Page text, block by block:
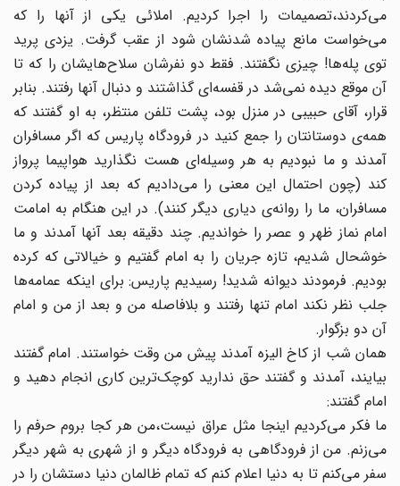
می‌کردند،‌تصمیمات را اجرا کردیم. املائی یکی از آنها را که
می‌خواست مانع پیاده شدنشان شود از عقب گرفت. یزدی پرید
توی پله‌ها! چیزی نگفتند. فقط دو نفرشان سلاح‌هایشان را که تا
آن موقع دیده نمی‌شد در قفسه‌ای گذاشتند و دنبال آنها رفتند. بنابر
قرار، آقای حبیبی در منزل بود،‌ پشت تلفن منتظر، به او گفتند که
همه‌ی دوستانتان را جمع کنید در فرودگاه پاریس که اگر مسافران
آمدند و ما نبودیم به هر وسیله‌ای هست نگذارید هواپیما پرواز
کند (چون احتمال این معنی را می‌دادیم که بعد از پیاده کردن
مسافران، ما را روانه‌ی دیاری دیگر کنند). در این هنگام به امامت
امام نماز ظهر و عصر را خواندیم. چند دقیقه بعد آنها آمدند و ما
خوشحال شدیم، تازه جریان را به امام گفتیم و خیالاتی که کرده
بودیم. فرمودند دیوانه شدید! رسیدیم پاریس: برای اینکه عمامه‌ها
جلب نظر نکند امام تنها رفتند و بلافاصله من و بعد از من و امام
آن دو بزگوار.
همان شب از کاخ الیزه آمدند پیش من وقت خواستند. امام گفتند
بیایند، ‌آمدند و گفتند حق ندارید کوچک‌ترین کاری انجام دهید و
امام گفتند:
ما فکر می‌کردیم اینجا مثل عراق نیست‌،من هر کجا بروم حرفم را
می‌زنم. من از فرودگاهی به فرودگاه دیگر و از شهری به شهر دیگر
سفر می‌کنم تا به دنیا اعلام کنم که تمام ظالمان دنیا دستشان را در